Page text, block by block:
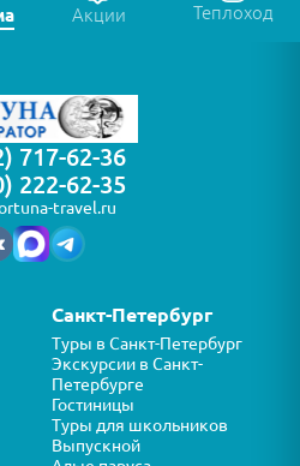
Акции Теплоход
717-62-36
222-62-35
travel.ru
Санкт-Петербург
Туры в Санкт-Петербург
Экскурсии в Санкт-
Петербурге
Гостиницы
Туры для школьников
Выпускной